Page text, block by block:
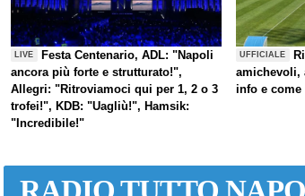
LIVE
Festa Centenario, ADL: "Napoli
ancora più forte e strutturato!",
Allegri: "Ritroviamoci qui per 1, 2 o 3
trofei!", KDB: "Uagliù!", Hamsik:
"Incredibile!"
UFFICIALE
amichevoli,
info e come